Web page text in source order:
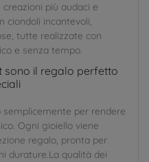
più audaci e
ciondoli incantevoli,
tutte realizzate con
e senza tempo.
sono il regalo perfetto
per rendere
Ogni gioiello viene
regalo, pronta per
durature.La qualità dei